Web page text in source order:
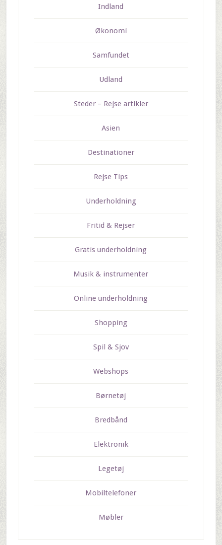
Indland
Økonomi
Samfundet
Udland
Steder – Rejse artikler
Asien
Destinationer
Rejse Tips
Underholdning
Fritid & Rejser
Gratis underholdning
Musik & instrumenter
Online underholdning
Shopping
Spil & Sjov
Webshops
Børnetøj
Bredbånd
Elektronik
Legetøj
Mobiltelefoner
Møbler